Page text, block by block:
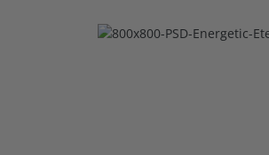
Skip image gallery